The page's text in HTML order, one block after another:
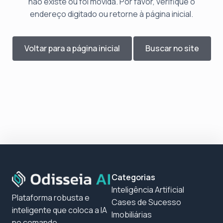
endereço digitado ou retorne à página inicial.
Voltar para a página inicial Buscar no site
Plataforma robusta e
inteligente que coloca a IA
Categorias
Inteligência Artificial
Cases de Sucesso
Imobiliárias